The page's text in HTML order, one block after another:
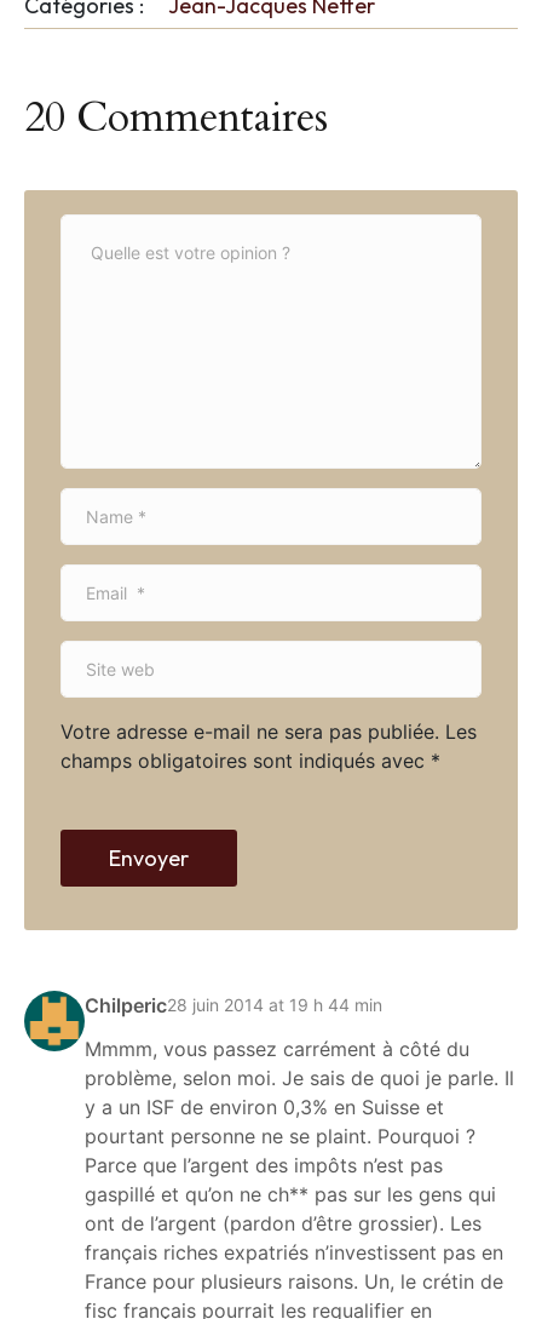
20 Commentaires
Chilperic28 juin 2014 at 19 h 44 min
Mmmm, vous passez carrément à côté du
problème, selon moi. Je sais de quoi je parle. Il
y a un ISF de environ 0,3% en Suisse et
pourtant personne ne se plaint. Pourquoi ?
Parce que l’argent des impôts n’est pas
gaspillé et qu’on ne ch** pas sur les gens qui
ont de l’argent (pardon d’être grossier). Les
français riches expatriés n’investissent pas en
France pour plusieurs raisons. Un, le crétin de
fisc français pourrait les requalifier en
Votre adresse e-mail ne sera pas publiée. Les
champs obligatoires sont indiqués avec *
C
N
m
*
E
a
l
*
S
e
w
b
Envoyer